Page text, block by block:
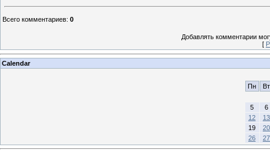
Всего комментариев: 0
Добавлять комментарии
[
Calendar
Пн Вт
5
6
12
13
19
20
26
27